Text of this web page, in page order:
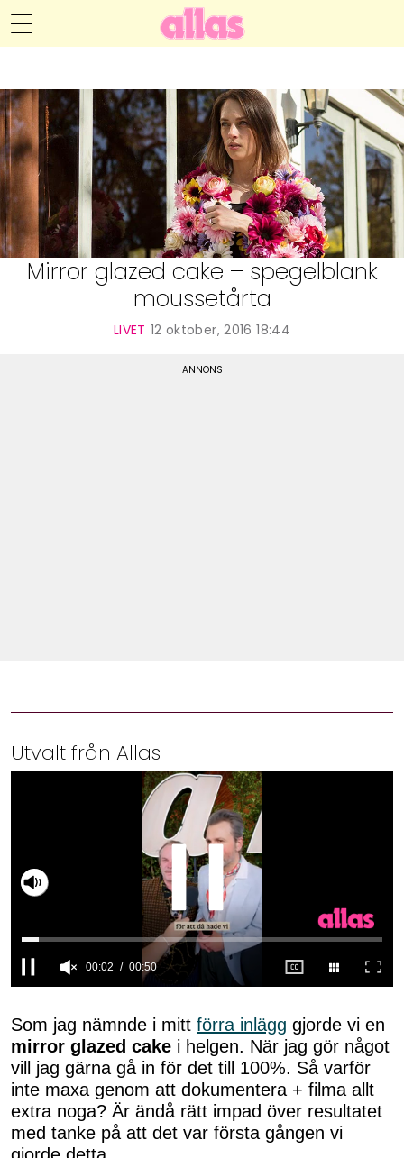
Hälsa
Relationer
Handarbete
Anna María Larssons blogg
Hem
Om Anna María
Kategorier
Arkiv
Kontakt
Mirror glazed cake – spegelblank
moussetårta
LIVET 12 oktober, 2016 18:44
Utvalt från Allas
of
50
seconds
Som jag nämnde i mitt förra inlägg gjorde vi en
mirror glazed cake i helgen. När jag gör något
vill jag gärna gå in för det till 100%. Så varför
inte maxa genom att dokumentera + filma allt
extra noga? Är ändå rätt impad över resultatet
med tanke på att det var första gången vi